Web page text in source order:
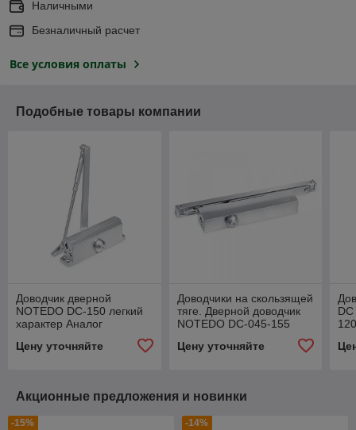
Наличными
Безналичный расчет
Все условия оплаты
Подобные товары компании
Доводчик дверной
NOTEDO DC-150 легкий
характер Аналог
Цену уточняйте
Доводчики на скользящей
тяге. Дверной доводчик
NOTEDO DC-045-155
Цену уточняйте
Акционные предложения и новинки
-15% -14%